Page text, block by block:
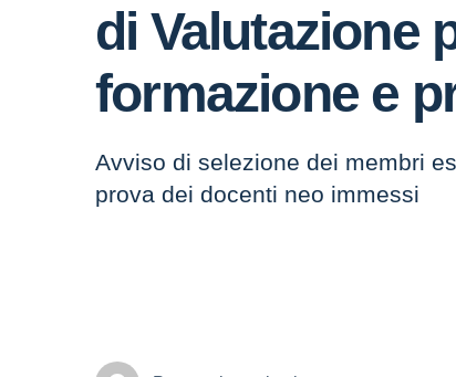
di Valutazione
formazione e
Avviso di selezione dei membri
prova dei docenti neo immessi